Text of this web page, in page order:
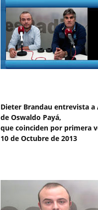
Dieter Brandau entrevista a
de Oswaldo Payá,
que coinciden por primera
10 de Octubre de 2013